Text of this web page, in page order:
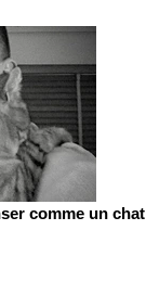
comme un chat